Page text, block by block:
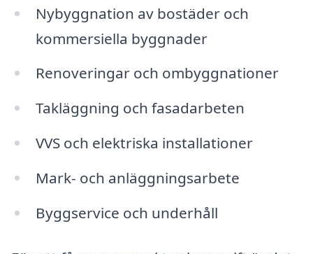
Nybyggnation av bostäder och
kommersiella byggnader
Renoveringar och ombyggnationer
Takläggning och fasadarbeten
VVS och elektriska installationer
Mark- och anläggningsarbete
Byggservice och underhåll